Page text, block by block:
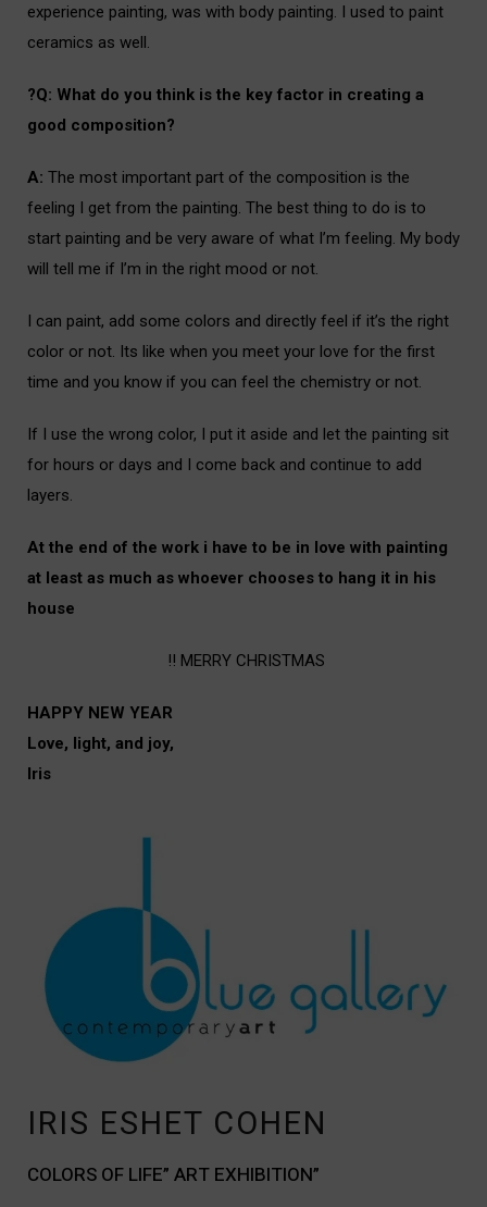
experience painting, was with body painting. I used to paint
ceramics as well.
?Q: What do you think is the key factor in creating a
good composition?
A: The most important part of the composition is the
feeling I get from the painting. The best thing to do is to
start painting and be very aware of what I’m feeling. My body
will tell me if I’m in the right mood or not.
I can paint, add some colors and directly feel if it’s the right
color or not. Its like when you meet your love for the first
time and you know if you can feel the chemistry or not.
If I use the wrong color, I put it aside and let the painting sit
for hours or days and I come back and continue to add
layers.
At the end of the work i have to be in love with painting
at least as much as whoever chooses to hang it in his
house
!! MERRY CHRISTMAS
HAPPY NEW YEAR
Love, light, and joy,
Iris
IRIS ESHET COHEN
COLORS OF LIFE” ART EXHIBITION”